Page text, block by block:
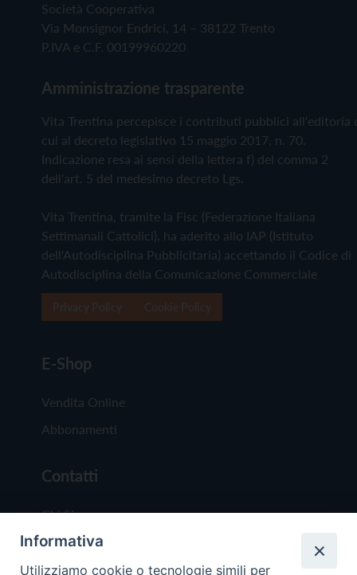
Società Cooperativa
Via Monsignor Endrici, 14 – 38122 Trento
P.IVA e C.F. 00199960220
Amministrazione trasparente
Vita Trentina percepisce i contributi pubblici all'editoria
cui al decreto legislativo 15 maggio 2017, n. 70.
Indicazione resa ai sensi della lettera f) del comma 2
dell'art. 5 del medesimo decreto Lgs.
Vita Trentina, tramite la Fisc (Federazione Italiana
Settimanali Cattolici), ha aderito allo IAP (Istituto
dell'Autodisciplina Pubblicitaria) accettando il Codice di
Autodisciplina della Comunicazione Commerciale
E-Shop
Vendita Online
Abbonamenti
Contatti
Chi Siamo
Redazione
Scrivici
Informativa
Utilizziamo cookie o tecnologie simili per